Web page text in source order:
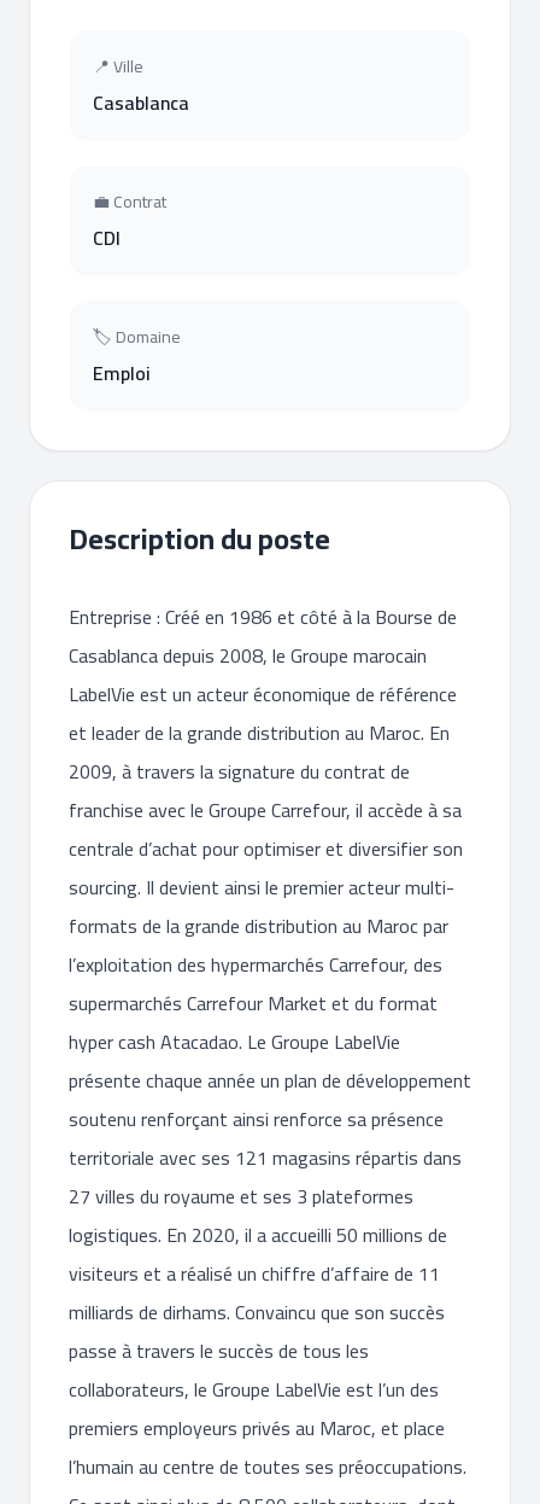
📍 Ville
Casablanca
💼 Contrat
CDI
🏷 Domaine
Emploi
Description du poste
Entreprise : Créé en 1986 et côté à la Bourse de
Casablanca depuis 2008, le Groupe marocain
LabelVie est un acteur économique de référence
et leader de la grande distribution au Maroc. En
2009, à travers la signature du contrat de
franchise avec le Groupe Carrefour, il accède à sa
centrale d’achat pour optimiser et diversifier son
sourcing. Il devient ainsi le premier acteur multi-
formats de la grande distribution au Maroc par
l’exploitation des hypermarchés Carrefour, des
supermarchés Carrefour Market et du format
hyper cash Atacadao. Le Groupe LabelVie
présente chaque année un plan de développement
soutenu renforçant ainsi renforce sa présence
territoriale avec ses 121 magasins répartis dans
27 villes du royaume et ses 3 plateformes
logistiques. En 2020, il a accueilli 50 millions de
visiteurs et a réalisé un chiffre d’affaire de 11
milliards de dirhams. Convaincu que son succès
passe à travers le succès de tous les
collaborateurs, le Groupe LabelVie est l’un des
premiers employeurs privés au Maroc, et place
l’humain au centre de toutes ses préoccupations.